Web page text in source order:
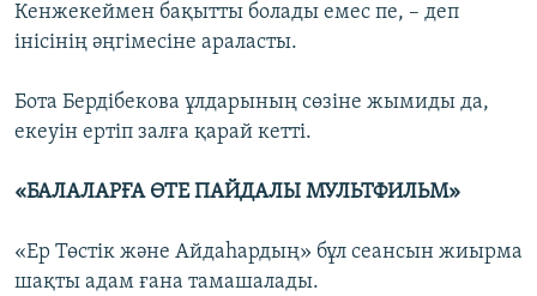
Кенжекеймен бақытты болады емес пе, – деп
інісінің әңгімесіне араласты.
Бота Бердібекова ұлдарының сөзіне жымиды да,
екеуін ертіп залға қарай кетті.
«БАЛАЛАРҒА ӨТЕ ПАЙДАЛЫ МУЛЬТФИЛЬМ»
«Ер Төстік және Айдаһардың» бұл сеансын жиырма
шақты адам ғана тамашалады.